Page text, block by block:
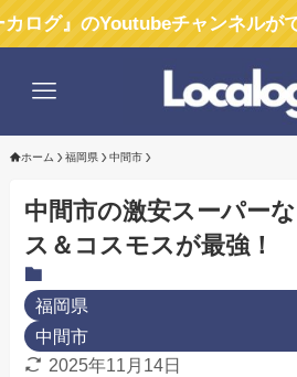
のYoutubeチャンネルができま
ホーム 福岡県 中間市
中間市の激安スーパー
ス＆コスモスが最強！
福岡県
中間市
2025年11月14日